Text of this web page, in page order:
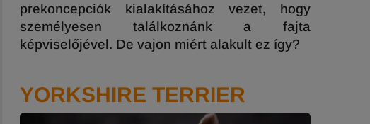
prekoncepciók kialakításához vezet, hogy
személyesen találkoznánk a fajta
képviselőjével. De vajon miért alakult ez így?
YORKSHIRE TERRIER